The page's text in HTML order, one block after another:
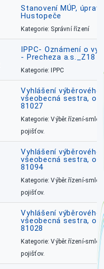
Stanovení MÚP,
Hustopeče
Kategorie: Správní řízení
IPPC- Oznámení o
- Precheza a.s._Z18
Kategorie: IPPC
Vyhlášení
všeobecná sestra,
81027
Kategorie: Výběr.řízení-
pojišťov.
Vyhlášení
všeobecná sestra,
81094
Kategorie: Výběr.řízení-
pojišťov.
Vyhlášení
všeobecná sestra,
81028
Kategorie: Výběr.řízení-
pojišťov.